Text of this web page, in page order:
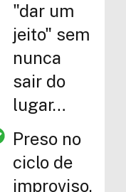
"dar um
jeito" sem
nunca
sair do
lugar…
Preso no
ciclo de
improviso,